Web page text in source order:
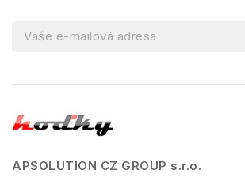
APSOLUTION CZ GROUP s.r.o.